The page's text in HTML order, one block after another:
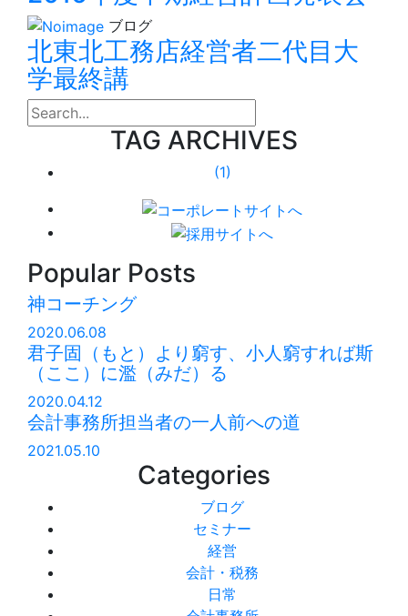
ブログ
北東北工務店経営者二代目大
学最終講
search
TAG ARCHIVES
(1)
Popular Posts
神コーチング
2020.06.08
君子固（もと）より窮す、小人窮すれば斯
（ここ）に濫（みだ）る
2020.04.12
会計事務所担当者の一人前への道
2021.05.10
Categories
ブログ
セミナー
経営
会計・税務
日常